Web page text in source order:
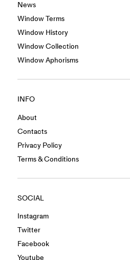
News
Window Terms
Window History
Window Collection
Window Aphorisms
INFO
About
Contacts
Privacy Policy
Terms & Conditions
SOCIAL
Instagram
Twitter
Facebook
Youtube